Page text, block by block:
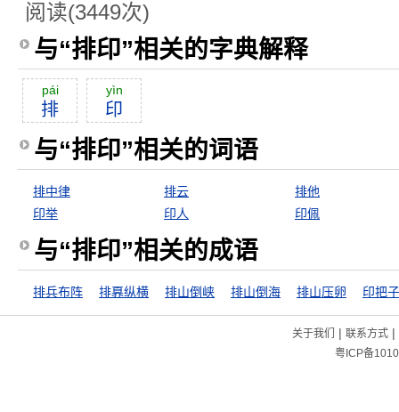
阅读(3449次)
与“排印”相关的字典解释
pái
排
yìn
印
与“排印”相关的词语
排中律 排云
排他
印举
印人 印佩
与“排印”相关的成语
排兵布阵 排奡纵横 排山倒峡 排山倒海 排山压卵 印把子
关于我们 | 联系方式|
粤ICP备